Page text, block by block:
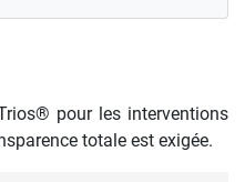
pour les interventions
totale est exigée.